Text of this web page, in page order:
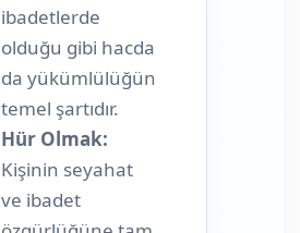
ibadetlerde
olduğu gibi hacda
da yükümlülüğün
temel şartıdır.
Hür Olmak:
Kişinin seyahat
ve ibadet